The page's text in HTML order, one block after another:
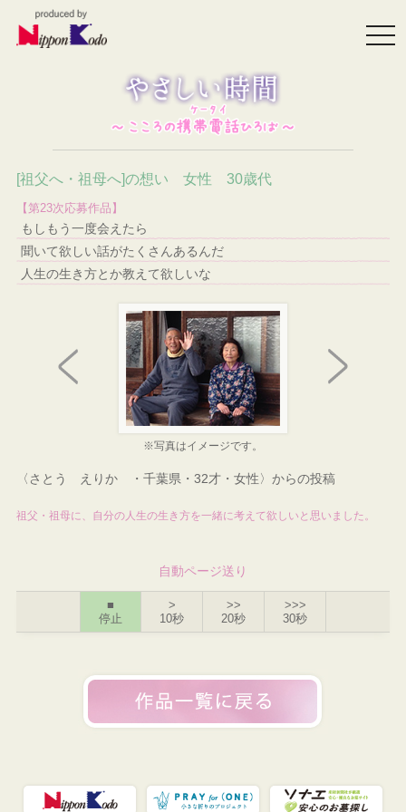
[祖父へ・祖母へ]の想い 女性 30歳代
【第23次応募作品】
もしもう一度会えたら
聞いて欲しい話がたくさんあるんだ
人生の生き方とか教えて欲しいな
※写真はイメージです。
〈さとう えりか ・千葉県・32才・女性〉からの投稿
祖父・祖母に、自分の人生の生き方を一緒に考えて欲しいと思いました。
自動ページ送り
■
停止
>
10秒
>>
20秒
>>>
30秒